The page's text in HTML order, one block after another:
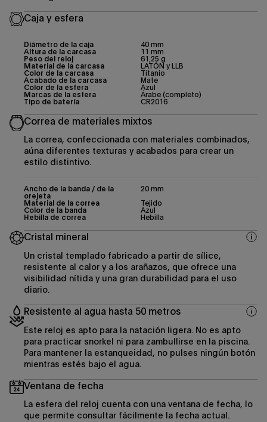
Caja y esfera
Diámetro de la caja 40 mm
Altura de la carcasa 11 mm
Peso del reloj 61,25 g
Material de la carcasa LATÓN y LLB
Color de la carcasa Titanio
Acabado de la carcasa Mate
Color de la esfera Azul
Marcas de la esfera Árabe (completo)
Tipo de batería CR2016
Correa de materiales mixtos
La correa, confeccionada con materiales combinados,
aúna diferentes texturas y acabados para crear un
estilo distintivo.
Ancho de la banda / de la
orejeta
20 mm
Material de la correa
Tejido
Color de la banda Azul
Hebilla de correa Hebilla
Cristal mineral
Un cristal templado fabricado a partir de sílice,
resistente al calor y a los arañazos, que ofrece una
visibilidad nítida y una gran durabilidad para el uso
diario.
Resistente al agua hasta 50 metros
Este reloj es apto para la natación ligera. No es apto
para practicar snorkel ni para zambullirse en la piscina.
Para mantener la estanqueidad, no pulses ningún botón
mientras estés bajo el agua.
Ventana de fecha
La esfera del reloj cuenta con una ventana de fecha, lo
que permite consultar fácilmente la fecha actual.